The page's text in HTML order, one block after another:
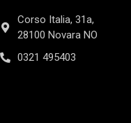
Corso Italia, 31a,
28100 Novara NO
0321 495403